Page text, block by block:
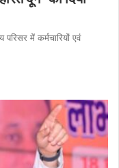
परिसर में कर्मचारियों एवं